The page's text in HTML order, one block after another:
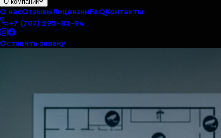
О компании
О насОтзывыЛицензииFAQКонтакты
+7 (707) 295-83-94
Оставить заявку